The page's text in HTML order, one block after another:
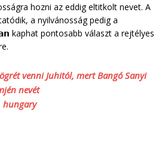
hozni az eddig eltitkolt nevet. A
a nyilvánosság pedig a
kaphat pontosabb választ a rejtélyes
venni Juhitól, mert Bangó Sanyi
nevét
hungary